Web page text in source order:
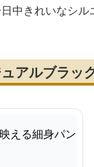
中きれいなシル
アルブラッ